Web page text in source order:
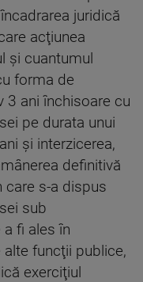
juridică
acţiunea
şi cuantumul
forma de
3 ani închisoare cu
pe durata unui
şi interzicerea,
definitivă
care s-a dispus
sub
a fi ales în
funcţii publice,
exerciţiul